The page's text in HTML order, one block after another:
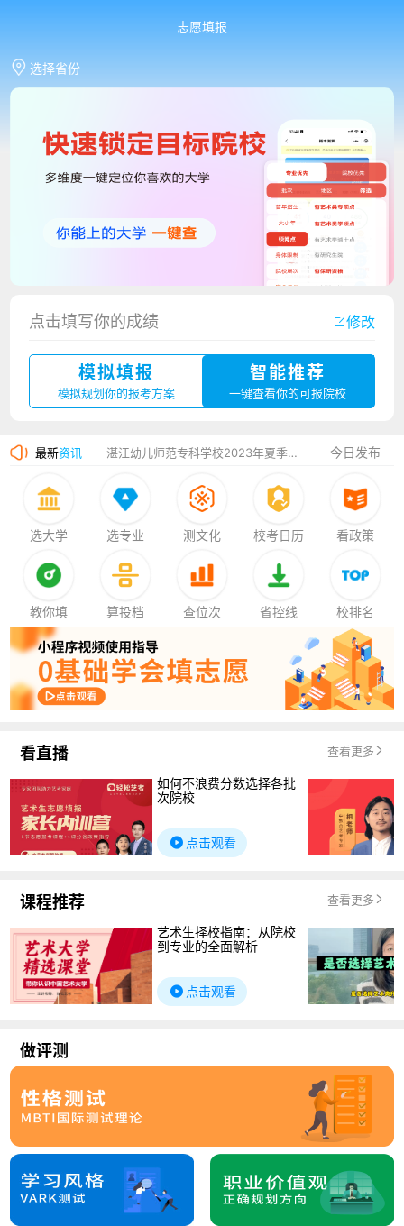
志愿填报
选择省份
点击填写你的成绩 修改
模拟填报
模拟规划你的报考方案
智能推荐
一键查看你的可报院校
最新资讯
厦门大学嘉庚学院2023年艺术类招生简章
湛江幼儿师范专科学校2023年夏季高考招生简章
香港中文大学（深圳）2023年夏季高考招生简章
今日发布
选大学 选专业 测文化 校考日历 看政策
教你填 算投档 查位次 省控线 校排名
看直播 查看更多
如何不浪费分数选择各批
次院校
点击观看
课程推荐 查看更多
艺术生择校指南：从院校
到专业的全面解析
点击观看
做评测